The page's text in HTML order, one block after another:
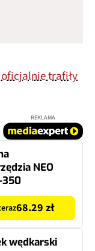
trafiły
REKLAMA
NEO
350
68.29 zł
wędkarski